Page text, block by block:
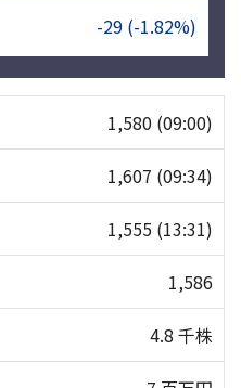
-29 (-1.82%)
1,580 (09:00)
1,607 (09:34)
1,555 (13:31)
1,586
4.8 千株